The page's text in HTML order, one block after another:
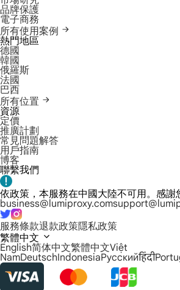
品牌保護
電子商務
所有使用案例
熱門地區
德國
韓國
俄羅斯
法國
巴西
所有位置
資源
定價
推廣計劃
常見問題解答
用戶指南
博客
聯繫我們
依政策，本服務在中國大陸不可用。感謝
business@lumiproxy.com
服務條款退款政策隱私政策
繁體中文
English简体中文繁體中文Việt
NamDeutschIndonesiaРусскийहिंदी